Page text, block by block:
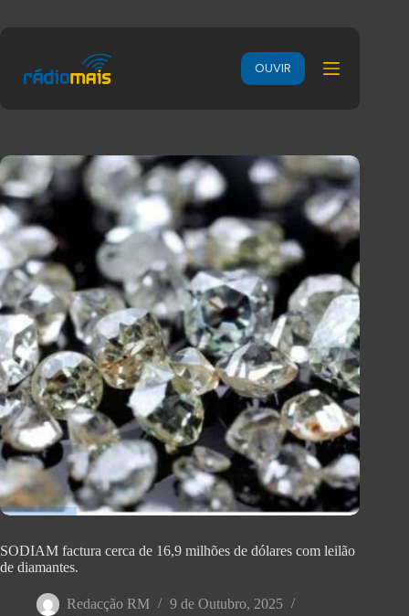
OUVIR
SODIAM factura cerca de 16,9 milhões de dólares com leilão
de diamantes.
Redacção RM
9 de Outubro, 2025